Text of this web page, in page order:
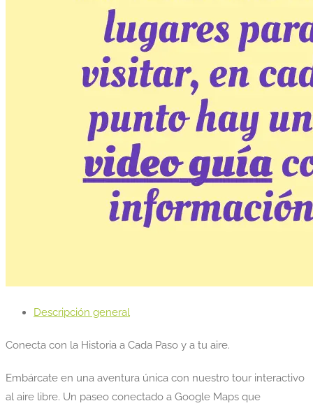
Descripción general
Conecta con la Historia a Cada Paso y a tu aire.
Embárcate en una aventura única con nuestro tour interactivo
al aire libre. Un paseo conectado a Google Maps que